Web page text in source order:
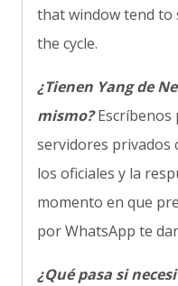
that window tend
the cycle.
¿Tienen Yang de
mismo?Escríbenos
servidores privados
los oficiales y la
momento en que
por WhatsApp te
¿Qué pasa si